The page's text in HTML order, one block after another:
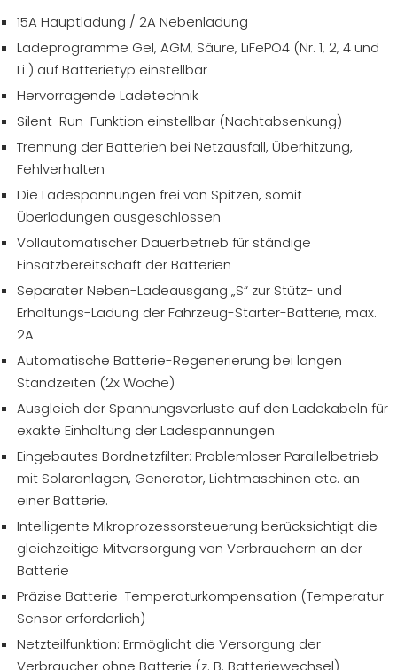
15A Hauptladung / 2A Nebenladung
Ladeprogramme Gel, AGM, Säure, LiFePO4 (Nr. 1, 2, 4 und
Li ) auf Batterietyp einstellbar
Hervorragende Ladetechnik
Silent-Run-Funktion einstellbar (Nachtabsenkung)
Trennung der Batterien bei Netzausfall, Überhitzung,
Fehlverhalten
Die Ladespannungen frei von Spitzen, somit
Überladungen ausgeschlossen
Vollautomatischer Dauerbetrieb für ständige
Einsatzbereitschaft der Batterien
Separater Neben-Ladeausgang „S“ zur Stütz- und
Erhaltungs-Ladung der Fahrzeug-Starter-Batterie, max.
2A
Automatische Batterie-Regenerierung bei langen
Standzeiten (2x Woche)
Ausgleich der Spannungsverluste auf den Ladekabeln für
exakte Einhaltung der Ladespannungen
Eingebautes Bordnetzfilter: Problemloser Parallelbetrieb
mit Solaranlagen, Generator, Lichtmaschinen etc. an
einer Batterie.
Intelligente Mikroprozessorsteuerung berücksichtigt die
gleichzeitige Mitversorgung von Verbrauchern an der
Batterie
Präzise Batterie-Temperaturkompensation (Temperatur-
Sensor erforderlich)
Netzteilfunktion: Ermöglicht die Versorgung der
Verbraucher ohne Batterie (z. B. Batteriewechsel)